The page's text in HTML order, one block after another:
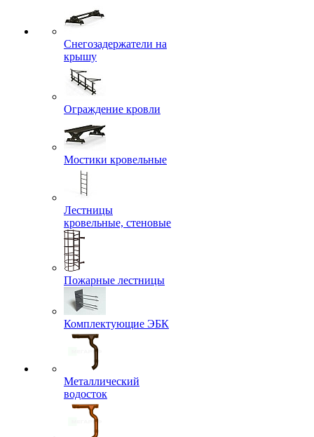
Снегозадержатели на
крышу
Ограждение кровли
Мостики кровельные
Лестницы
кровельные, стеновые
Пожарные лестницы
Комплектующие ЭБК
Металлический
водосток